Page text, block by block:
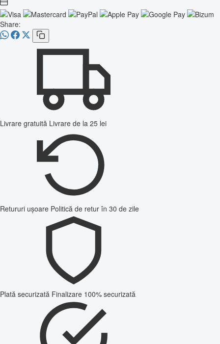
Share:
Livrare gratuită Livrare de la 25 lei
Retururi ușoare Politică de retur în 30 de zile
Plată securizată Finalizare 100% securizată